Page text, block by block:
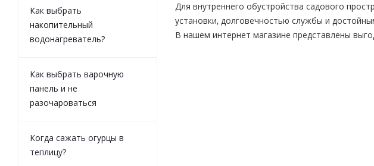
Для внутреннего обустройства садового
установки, долговечностью службы и
В нашем интернет магазине представлены
Как выбрать
накопительный
водонагреватель?
Как выбрать варочную
панель и не
разочароваться
Когда сажать огурцы в
теплицу?